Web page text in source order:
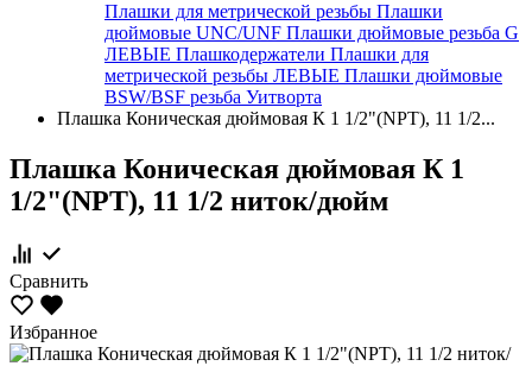
Плашки для метрической резьбы Плашки
дюймовые UNC/UNF Плашки дюймовые резьба G
ЛЕВЫЕ Плашкодержатели Плашки для
метрической резьбы ЛЕВЫЕ Плашки дюймовые
BSW/BSF резьба Уитворта
Плашка Коническая дюймовая К 1 1/2"(NPT), 11 1/2...
Плашка Коническая дюймовая К 1
1/2"(NPT), 11 1/2 ниток/дюйм
Сравнить
Избранное